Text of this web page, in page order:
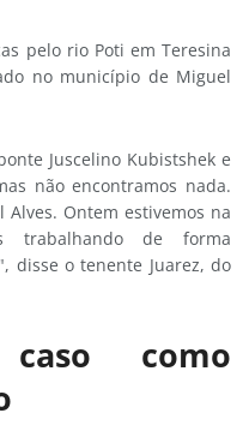
pelo rio Poti em Teresina
no município de Miguel
Juscelino Kubistshek e
não encontramos nada.
Ontem estivemos na
trabalhando de forma
disse o tenente Juarez, do
como